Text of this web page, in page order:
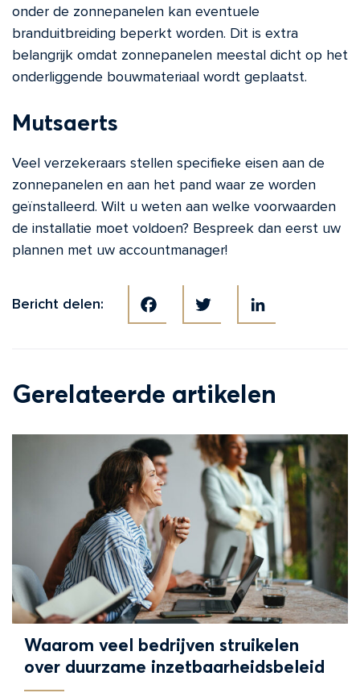
onder de zonnepanelen kan eventuele
branduitbreiding beperkt worden. Dit is extra
belangrijk omdat zonnepanelen meestal dicht op het
onderliggende bouwmateriaal wordt geplaatst.
Mutsaerts
Veel verzekeraars stellen specifieke eisen aan de
zonnepanelen en aan het pand waar ze worden
geïnstalleerd. Wilt u weten aan welke voorwaarden
de installatie moet voldoen? Bespreek dan eerst uw
plannen met uw accountmanager!
Bericht delen:
Gerelateerde artikelen
Waarom veel bedrijven struikelen
over duurzame inzetbaarheidsbeleid